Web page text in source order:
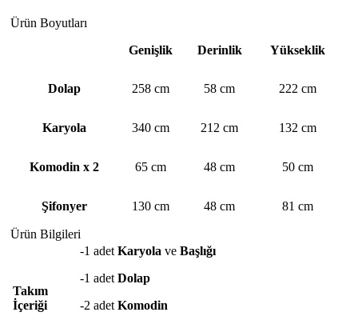
Ürün Boyutları
Genişlik
Derinlik Yükseklik
Dolap 258 cm 58 cm 222 cm
Karyola 340 cm 212 cm 132 cm
Komodin x 2 65 cm 48 cm 50 cm
Şifonyer 130 cm 48 cm 81 cm
Ürün Bilgileri
Takım
İçeriği
-1 adet Karyola ve Başlığı
-1 adet Dolap
-2 adet Komodin